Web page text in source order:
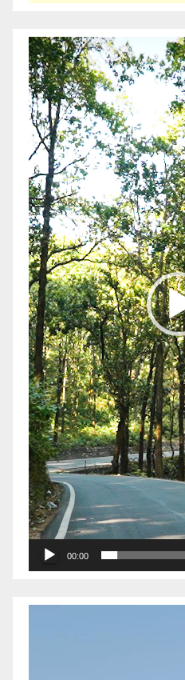
Video
Player
00:00